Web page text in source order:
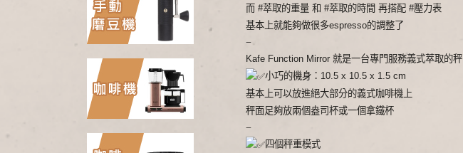
而 #萃取的重量 和 #萃取的時間 再搭配 #壓力表
基本上就能夠做很多espresso的調整了
–
Kafe Function Mirror 就是一台專門服務義式萃取的秤
小巧的機身：10.5 x 10.5 x 1.5 cm
基本上可以放進絕大部分的義式咖啡機上
秤面足夠放兩個盎司杯或一個拿鐵杯
–
四個秤重模式